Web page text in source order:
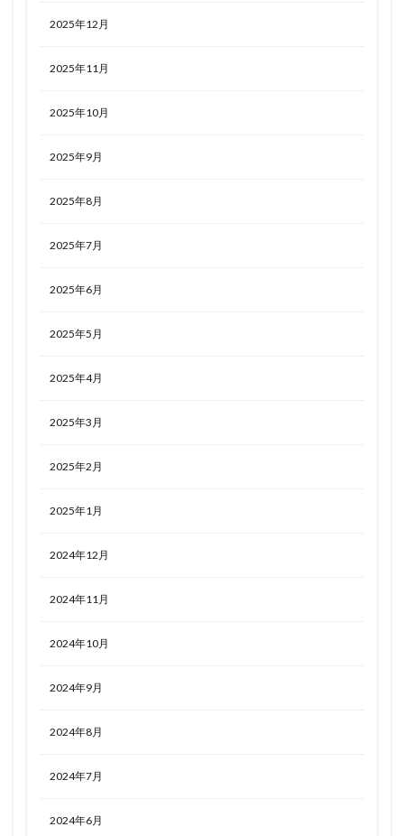
2025年12月
2025年11月
2025年10月
2025年9月
2025年8月
2025年7月
2025年6月
2025年5月
2025年4月
2025年3月
2025年2月
2025年1月
2024年12月
2024年11月
2024年10月
2024年9月
2024年8月
2024年7月
2024年6月